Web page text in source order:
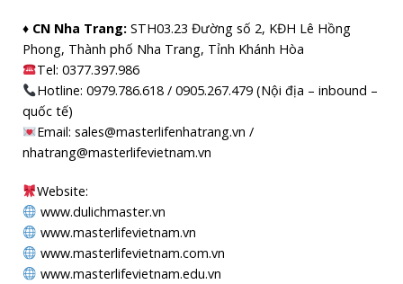
♦ CN Nha Trang: STH03.23 Đường số 2, KĐH Lê Hồng
Phong, Thành phố Nha Trang, Tỉnh Khánh Hòa
Tel: 0377.397.986
Hotline: 0979.786.618 / 0905.267.479 (Nội địa – inbound –
quốc tế)
Email: sales@masterlifenhatrang.vn /
nhatrang@masterlifevietnam.vn
Website:
www.dulichmaster.vn
www.masterlifevietnam.vn
www.masterlifevietnam.com.vn
www.masterlifevietnam.edu.vn